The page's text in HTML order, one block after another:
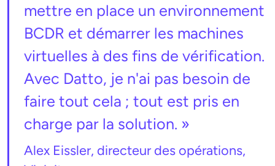
mettre en place un environnement
BCDR et démarrer les machines
virtuelles à des fins de vérification.
Avec Datto, je n'ai pas besoin de
faire tout cela ; tout est pris en
charge par la solution. »
Alex Eissler, directeur des opérations,